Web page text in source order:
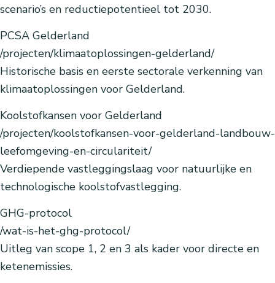
scenario’s en reductiepotentieel tot 2030.
PCSA Gelderland
/projecten/klimaatoplossingen-gelderland/
Historische basis en eerste sectorale verkenning van
klimaatoplossingen voor Gelderland.
Koolstofkansen voor Gelderland
/projecten/koolstofkansen-voor-gelderland-landbouw-
leefomgeving-en-circulariteit/
Verdiepende vastleggingslaag voor natuurlijke en
technologische koolstofvastlegging.
GHG-protocol
/wat-is-het-ghg-protocol/
Uitleg van scope 1, 2 en 3 als kader voor directe en
ketenemissies.